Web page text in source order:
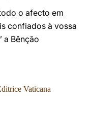
o afecto em
confiados à vossa
a Bênção
Vaticana